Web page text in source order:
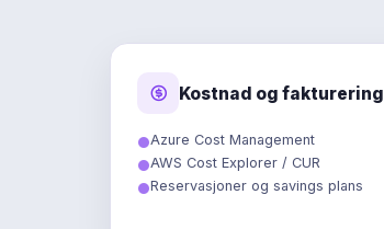
Kostnad og fakturering
Azure Cost Management
AWS Cost Explorer / CUR
Reservasjoner og savings plans